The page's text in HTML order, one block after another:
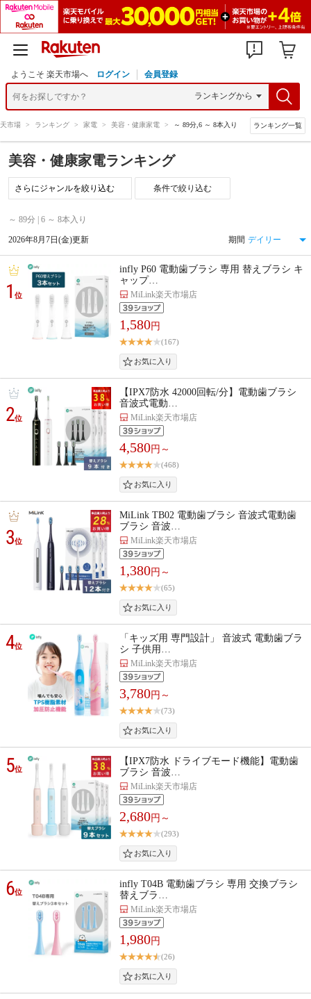
ようこそ 楽天市場へ ログイン 会員登録
市場 > ランキング > 家電 > 美容・健康家電 > ～ 89分,6 ～ 8本入り ランキング一覧
美容・健康家電ランキング
条件で絞り込む
～ 89分 | 6 ～ 8本入り
2026年8月7日(金)更新 期間
1位
infly P60 電動歯ブラシ 専用 替えブラシ キ
ャップ…
MiLink楽天市場店
1,580円
(167)
2位
【IPX7防水 42000回転/分】電動歯ブラシ
音波式電動…
MiLink楽天市場店
4,580円～
(468)
3位
MiLink TB02 電動歯ブラシ 音波式電動歯
ブラシ 音波…
MiLink楽天市場店
1,380円～
(65)
4位
「キッズ用 専門設計」 音波式 電動歯ブラ
シ 子供用…
MiLink楽天市場店
3,780円～
(73)
5位
【IPX7防水 ドライブモード機能】電動歯
ブラシ 音波…
MiLink楽天市場店
2,680円～
(293)
6位
infly T04B 電動歯ブラシ 専用 交換ブラシ
替えブラ…
MiLink楽天市場店
1,980円
(26)